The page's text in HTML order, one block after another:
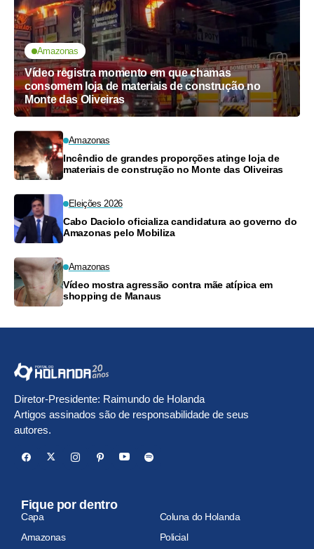
Amazonas
Vídeo registra momento em que chamas
consomem loja de materiais de construção no
Monte das Oliveiras
Amazonas
Incêndio de grandes proporções atinge loja de
materiais de construção no Monte das Oliveiras
Eleições 2026
Cabo Daciolo oficializa candidatura ao governo do
Amazonas pelo Mobiliza
Amazonas
Vídeo mostra agressão contra mãe atípica em
shopping de Manaus
Diretor-Presidente: Raimundo de Holanda
Artigos assinados são de responsabilidade de seus
autores.
Fique por dentro
Capa
Coluna do Holanda
Amazonas
Policial